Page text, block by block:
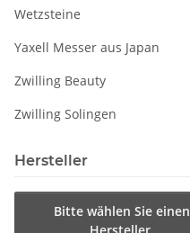
Wetzsteine
Yaxell Messer aus Japan
Zwilling Beauty
Zwilling Solingen
Hersteller
Bitte wählen Sie einen